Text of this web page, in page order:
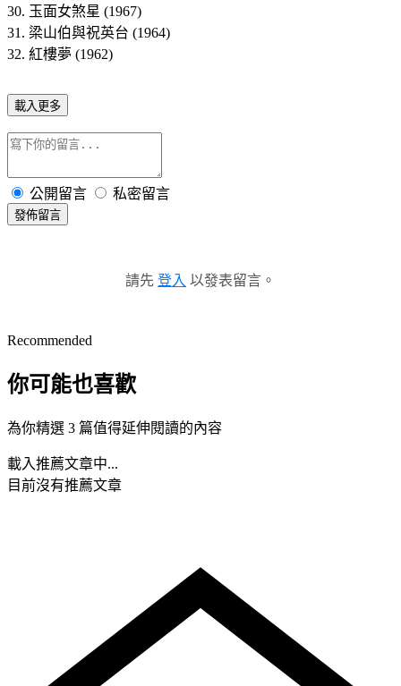
30. 玉面女煞星 (1967)
31. 梁山伯與祝英台 (1964)
32. 紅樓夢 (1962)
載入更多
公開留言 私密留言
發佈留言
請先 登入 以發表留言。
Recommended
你可能也喜歡
為你精選 3 篇值得延伸閱讀的內容
載入推薦文章中...
目前沒有推薦文章